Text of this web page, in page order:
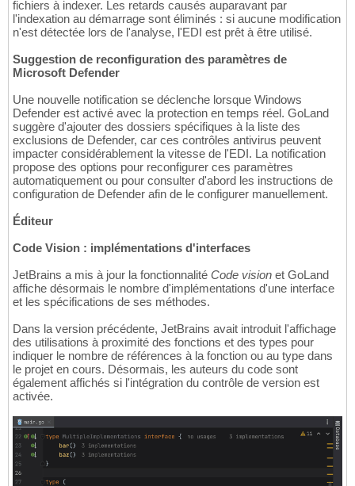
fichiers à indexer. Les retards causés auparavant par
l'indexation au démarrage sont éliminés : si aucune modification
n'est détectée lors de l'analyse, l'EDI est prêt à être utilisé.
Suggestion de reconfiguration des paramètres de
Microsoft Defender
Une nouvelle notification se déclenche lorsque Windows
Defender est activé avec la protection en temps réel. GoLand
suggère d'ajouter des dossiers spécifiques à la liste des
exclusions de Defender, car ces contrôles antivirus peuvent
impacter considérablement la vitesse de l'EDI. La notification
propose des options pour reconfigurer ces paramètres
automatiquement ou pour consulter d'abord les instructions de
configuration de Defender afin de le configurer manuellement.
Éditeur
Code Vision : implémentations d'interfaces
JetBrains a mis à jour la fonctionnalité Code vision et GoLand
affiche désormais le nombre d'implémentations d'une interface
et les spécifications de ses méthodes.
Dans la version précédente, JetBrains avait introduit l'affichage
des utilisations à proximité des fonctions et des types pour
indiquer le nombre de références à la fonction ou au type dans
le projet en cours. Désormais, les auteurs du code sont
également affichés si l'intégration du contrôle de version est
activée.